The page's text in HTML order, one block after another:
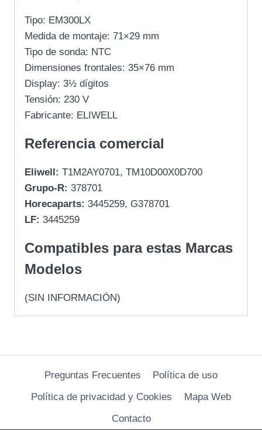
Tipo: EM300LX
Medida de montaje: 71×29 mm
Tipo de sonda: NTC
Dimensiones frontales: 35×76 mm
Display: 3½ dígitos
Tensión: 230 V
Fabricante: ELIWELL
Referencia comercial
Eliwell: T1M2AY0701, TM10D00X0D700
Grupo-R: 378701
Horecaparts: 3445259, G378701
LF: 3445259
Compatibles para estas Marcas
Modelos
(SIN INFORMACIÓN)
Preguntas Frecuentes
Política de uso
Política de privacidad y Cookies
Mapa Web
Contacto